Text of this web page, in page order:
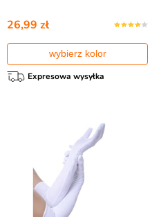
26,99 zł
wybierz kolor
Expresowa wysyłka